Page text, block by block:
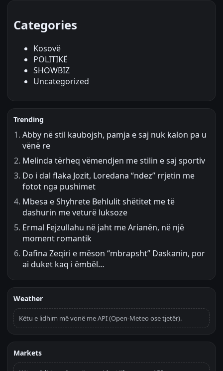
Categories
Kosovë
POLITIKË
SHOWBIZ
Uncategorized
Trending
Abby në stil kaubojsh, pamja e saj nuk kalon pa u
vënë re
Melinda tërheq vëmendjen me stilin e saj sportiv
Do i dal flaka Jozit, Loredana “ndez” rrjetin me
fotot nga pushimet
Mbesa e Shyhrete Behlulit shëtitet me të
dashurin me veturë luksoze
Ermal Fejzullahu në jaht me Arianën, në një
moment romantik
Dafina Zeqiri e mëson “mbrapsht” Daskanin, por
ai duket kaq i ëmbël…
Weather
Këtu e lidhim më vonë me API (Open-Meteo ose tjetër).
Markets